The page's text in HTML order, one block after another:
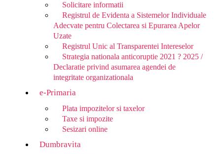
Solicitare informatii
Registrul de Evidenta a Sistemelor Individuale
Adecvate pentru Colectarea si Epurarea Apelor
Uzate
Registrul Unic al Transparentei Intereselor
Strategia nationala anticoruptie 2021 ? 2025 /
Declaratie privind asumarea agendei de
integritate organizationala
e-Primaria
Plata impozitelor si taxelor
Taxe si impozite
Sesizari online
Dumbravita